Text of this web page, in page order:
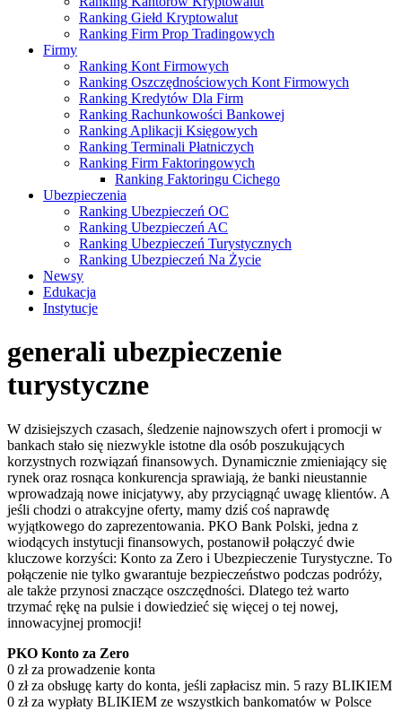
Ranking Giełd Kryptowalut
Ranking Firm Prop Tradingowych
Firmy
Ranking Kont Firmowych
Ranking Oszczędnościowych Kont Firmowych
Ranking Kredytów Dla Firm
Ranking Rachunkowości Bankowej
Ranking Aplikacji Księgowych
Ranking Terminali Płatniczych
Ranking Firm Faktoringowych
Ranking Faktoringu Cichego
Ubezpieczenia
Ranking Ubezpieczeń OC
Ranking Ubezpieczeń AC
Ranking Ubezpieczeń Turystycznych
Ranking Ubezpieczeń Na Życie
Newsy
Edukacja
Instytucje
generali ubezpieczenie
turystyczne
W dzisiejszych czasach, śledzenie najnowszych ofert i promocji w
bankach stało się niezwykle istotne dla osób poszukujących
korzystnych rozwiązań finansowych. Dynamicznie zmieniający się
rynek oraz rosnąca konkurencja sprawiają, że banki nieustannie
wprowadzają nowe inicjatywy, aby przyciągnąć uwagę klientów. A
jeśli chodzi o atrakcyjne oferty, mamy dziś coś naprawdę
wyjątkowego do zaprezentowania. PKO Bank Polski, jedna z
wiodących instytucji finansowych, postanowił połączyć dwie
kluczowe korzyści: Konto za Zero i Ubezpieczenie Turystyczne. To
połączenie nie tylko gwarantuje bezpieczeństwo podczas podróży,
ale także przynosi znaczące oszczędności. Dlatego też warto
trzymać rękę na pulsie i dowiedzieć się więcej o tej nowej,
innowacyjnej promocji!
PKO Konto za Zero
0 zł za prowadzenie konta
0 zł za obsługę karty do konta, jeśli zapłacisz min. 5 razy BLIKIEM
0 zł za wypłaty BLIKIEM ze wszystkich bankomatów w Polsce